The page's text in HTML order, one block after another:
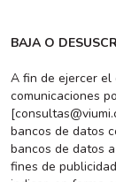
BAJA O
A fin de ejercer el
comunicaciones
bancos de datos
bancos de datos
fines de